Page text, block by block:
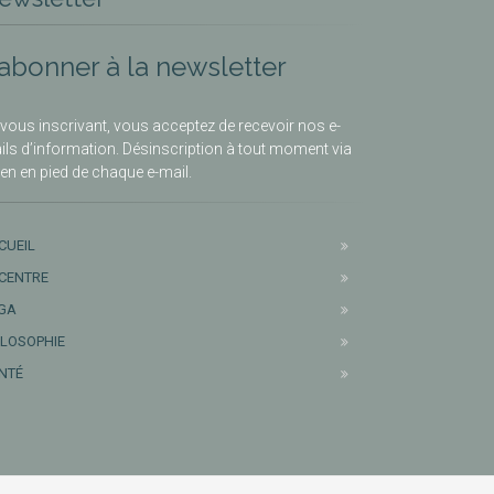
à la newsletter
vous inscrivant, vous acceptez de recevoir nos e-
d’information. Désinscription à tout moment via
en pied de chaque e-mail.